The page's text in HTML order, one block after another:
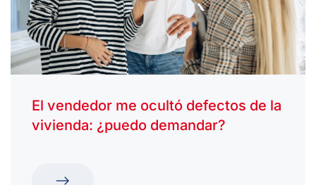
El vendedor me ocultó defectos de la
vivienda: ¿puedo demandar?